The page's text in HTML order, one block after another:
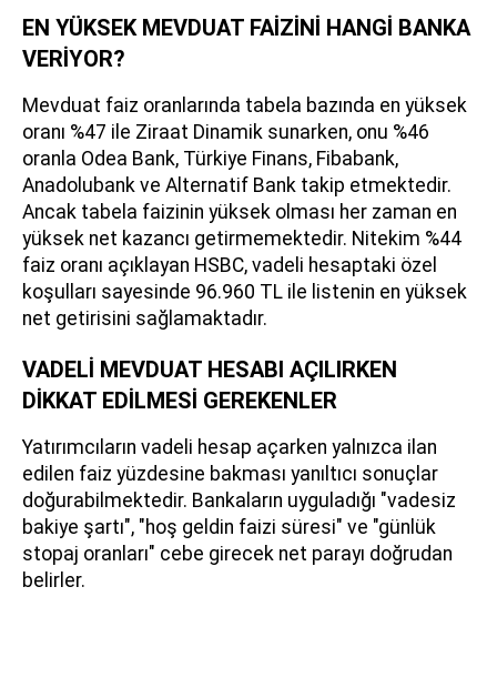
EN YÜKSEK MEVDUAT FAİZİNİ HANGİ BANKA
VERİYOR?
Mevduat faiz oranlarında tabela bazında en yüksek
oranı %47 ile Ziraat Dinamik sunarken, onu %46
oranla Odea Bank, Türkiye Finans, Fibabank,
Anadolubank ve Alternatif Bank takip etmektedir.
Ancak tabela faizinin yüksek olması her zaman en
yüksek net kazancı getirmemektedir. Nitekim %44
faiz oranı açıklayan HSBC, vadeli hesaptaki özel
koşulları sayesinde 96.960 TL ile listenin en yüksek
net getirisini sağlamaktadır.
VADELİ MEVDUAT HESABI AÇILIRKEN
DİKKAT EDİLMESİ GEREKENLER
Yatırımcıların vadeli hesap açarken yalnızca ilan
edilen faiz yüzdesine bakması yanıltıcı sonuçlar
doğurabilmektedir. Bankaların uyguladığı "vadesiz
bakiye şartı", "hoş geldin faizi süresi" ve "günlük
stopaj oranları" cebe girecek net parayı doğrudan
belirler.